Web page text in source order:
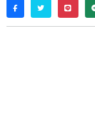
facebooktwitterline